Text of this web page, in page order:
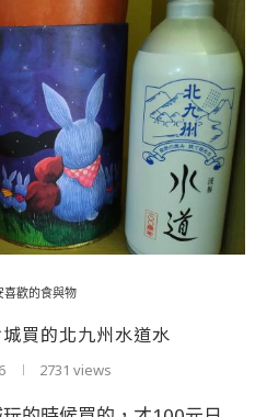
喜歡的食與物
買的北九州水道水
2731 views